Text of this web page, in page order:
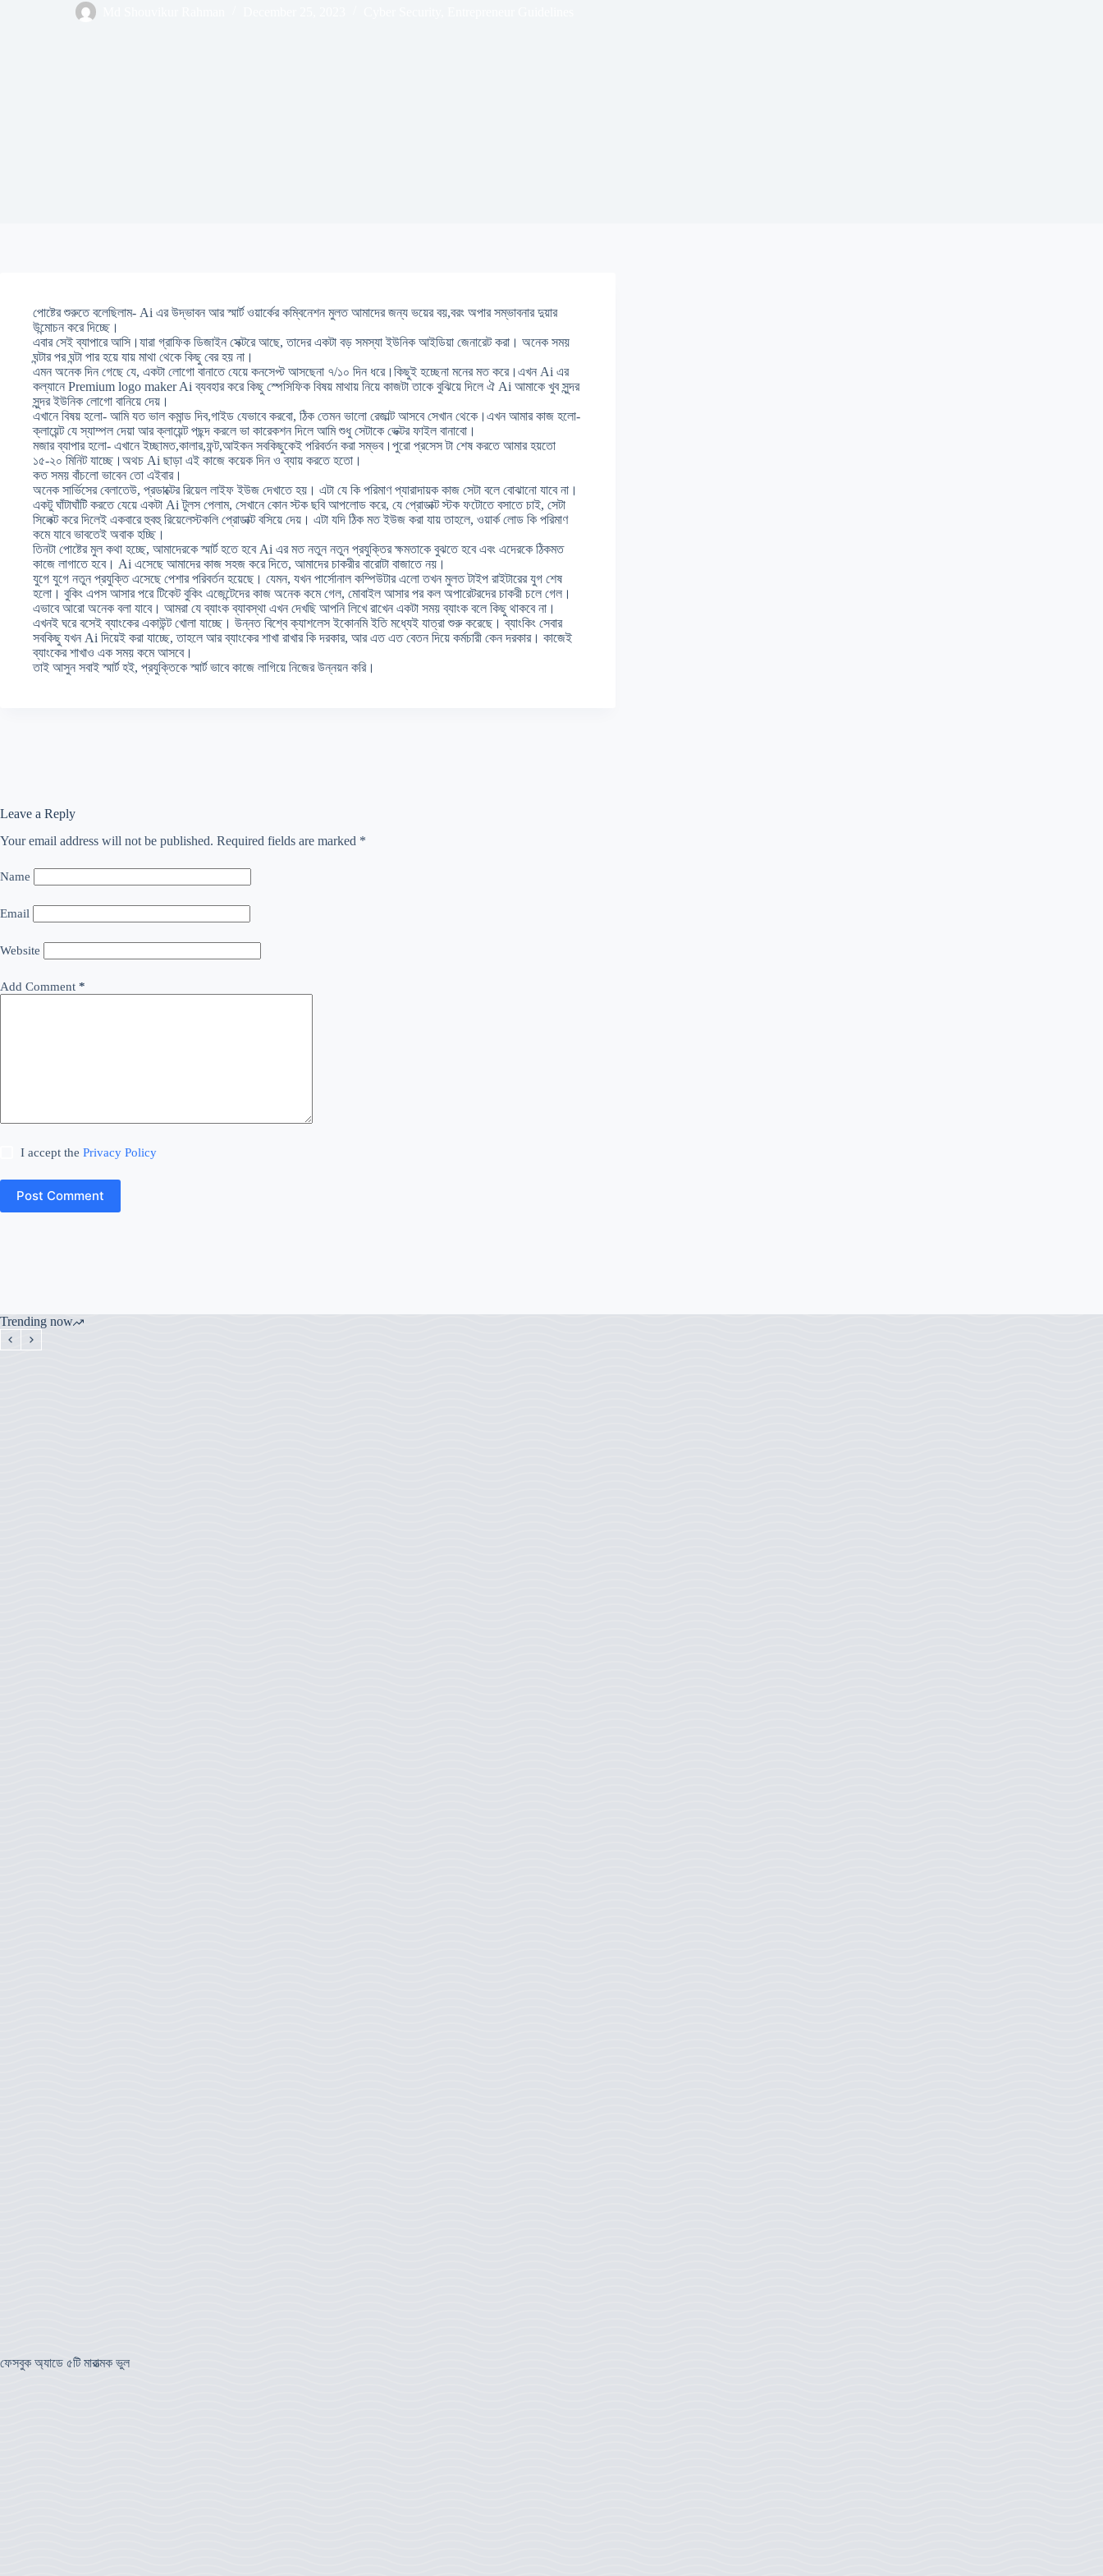
পোষ্টের শুরুতে বলেছিলাম- Ai এর উদ্ভাবন আর স্মার্ট ওয়ার্কের কম্বিনেশন মুলত আমাদের জন্য ভয়ের বয়,বরং অপার সম্ভাবনার দুয়ার
উন্মোচন করে দিচ্ছে।
এবার সেই ব্যাপারে আসি।যারা গ্রাফিক ডিজাইন সেক্টরে আছে, তাদের একটা বড় সমস্যা ইউনিক আইডিয়া জেনারেট করা। অনেক সময়
ঘন্টার পর ঘন্টা পার হয়ে যায় মাথা থেকে কিছু বের হয় না।
এমন অনেক দিন গেছে যে, একটা লোগো বানাতে যেয়ে কনসেপ্ট আসছেনা ৭/১০ দিন ধরে।কিছুই হচ্ছেনা মনের মত করে।এখন Ai এর
কল্যানে Premium logo maker Ai ব্যবহার করে কিছু স্পেসিফিক বিষয় মাথায় নিয়ে কাজটা তাকে বুঝিয়ে দিলে ঐ Ai আমাকে খুব সুন্দর
সুন্দর ইউনিক লোগো বানিয়ে দেয়।
এখানে বিষয় হলো- আমি যত ভাল কমান্ড দিব,গাইড যেভাবে করবো, ঠিক তেমন ভালো রেজাল্ট আসবে সেখান থেকে।এখন আমার কাজ হলো-
ক্লায়েন্ট যে স্যাম্পল দেয়া আর ক্লায়েন্ট পছন্দ করলে ভা কারেকশন দিলে আমি শুধু সেটাকে ভেক্টর ফাইল বানাবো।
মজার ব্যাপার হলো- এখানে ইচ্ছামত,কালার,ফন্ট,আইকন সবকিছুকেই পরিবর্তন করা সম্ভব।পুরো প্রসেস টা শেষ করতে আমার হয়তো
১৫-২০ মিনিট যাচ্ছে।অথচ Ai ছাড়া এই কাজে কয়েক দিন ও ব্যায় করতে হতো।
কত সময় বাঁচলো ভাবেন তো এইবার।
অনেক সার্ভিসের বেলাতেউ, প্রডাক্টের রিয়েল লাইফ ইউজ দেখাতে হয়। এটা যে কি পরিমাণ প্যারাদায়ক কাজ সেটা বলে বোঝানো যাবে না।
একটু ঘাঁটাঘাঁটি করতে যেয়ে একটা Ai টুলস পেলাম, সেখানে কোন স্টক ছবি আপলোড করে, যে প্রোডাক্ট স্টক ফটোতে বসাতে চাই, সেটা
সিলেক্ট করে দিলেই একবারে হুবহু রিয়েলেস্টকলি প্রোডাক্ট বসিয়ে দেয়। এটা যদি ঠিক মত ইউজ করা যায় তাহলে, ওয়ার্ক লোড কি পরিমাণ
কমে যাবে ভাবতেই অবাক হচ্ছি।
তিনটা পোষ্টের মুল কথা হচ্ছে, আমাদেরকে স্মার্ট হতে হবে Ai এর মত নতুন নতুন প্রযুক্তির ক্ষমতাকে বুঝতে হবে এবং এদেরকে ঠিকমত
কাজে লাগাতে হবে। Ai এসেছে আমাদের কাজ সহজ করে দিতে, আমাদের চাকরীর বারোটা বাজাতে নয়।
যুগে যুগে নতুন প্রযুক্তি এসেছে পেশার পরিবর্তন হয়েছে। যেমন, যখন পার্সোনাল কম্পিউটার এলো তখন মুলত টাইপ রাইটারের যুগ শেষ
হলো। বুকিং এপস আসার পরে টিকেট বুকিং এজেন্টেদের কাজ অনেক কমে গেল, মোবাইল আসার পর কল অপারেটরদের চাকরী চলে গেল।
এভাবে আরো অনেক বলা যাবে। আমরা যে ব্যাংক ব্যাবস্থা এখন দেখছি আপনি লিখে রাখেন একটা সময় ব্যাংক বলে কিছু থাকবে না।
এখনই ঘরে বসেই ব্যাংকের একাউন্ট খোলা যাচ্ছে। উন্নত বিশ্বে ক্যাশলেস ইকোনমি ইতি মধ্যেই যাত্রা শুরু করেছে। ব্যাংকিং সেবার
সবকিছু যখন Ai দিয়েই করা যাচ্ছে, তাহলে আর ব্যাংকের শাখা রাখার কি দরকার, আর এত এত বেতন দিয়ে কর্মচারী কেন দরকার। কাজেই
ব্যাংকের শাখাও এক সময় কমে আসবে।
তাই আসুন সবাই স্মার্ট হই, প্রযুক্তিকে স্মার্ট ভাবে কাজে লাগিয়ে নিজের উন্নয়ন করি।
Leave a Reply
Your email address will not be published. Required fields are marked *
Name
Email
Website
Add Comment *
I accept thePrivacy Policy
Post Comment
Trending now
ফেসবুক অ্যাডে ৫টি মারাত্মক ভুল